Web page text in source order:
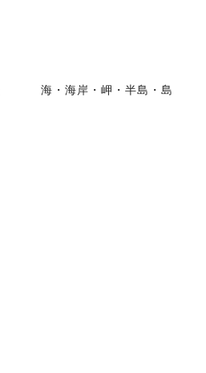
海・海岸・岬・半島・島